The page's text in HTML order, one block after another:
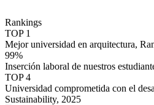
Rankings
TOP 1
Mejor universidad en arquitectura,
99%
Inserción laboral de nuestros
TOP 4
Universidad comprometida con el
Sustainability, 2025